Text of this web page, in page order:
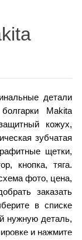
детали
Makita
кожух,
зубчатая
щетки,
кнопка, тяга.
фото, цена,
заказать
в списке
нужную деталь,
и нажмите